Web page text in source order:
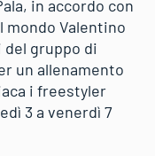
in accordo con
mondo Valentino
gruppo di
un allenamento
i freestyler
3 a venerdì 7